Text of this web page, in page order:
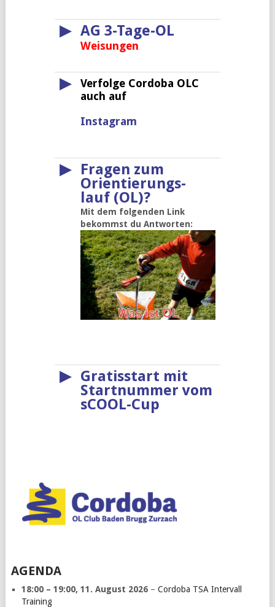
▶ AG 3-Tage-OL
Weisungen
▶
Verfolge Cordoba OLC
auch auf
Instagram
▶
Fragen zum
Orientierungs-
lauf (OL)?
Mit dem folgenden Link
bekommst du Antworten:
▶
Gratisstart mit
Startnummer vom
sCOOL-Cup
AGENDA
18:00 – 19:00, 11. August 2026– Cordoba TSA Intervall
Training